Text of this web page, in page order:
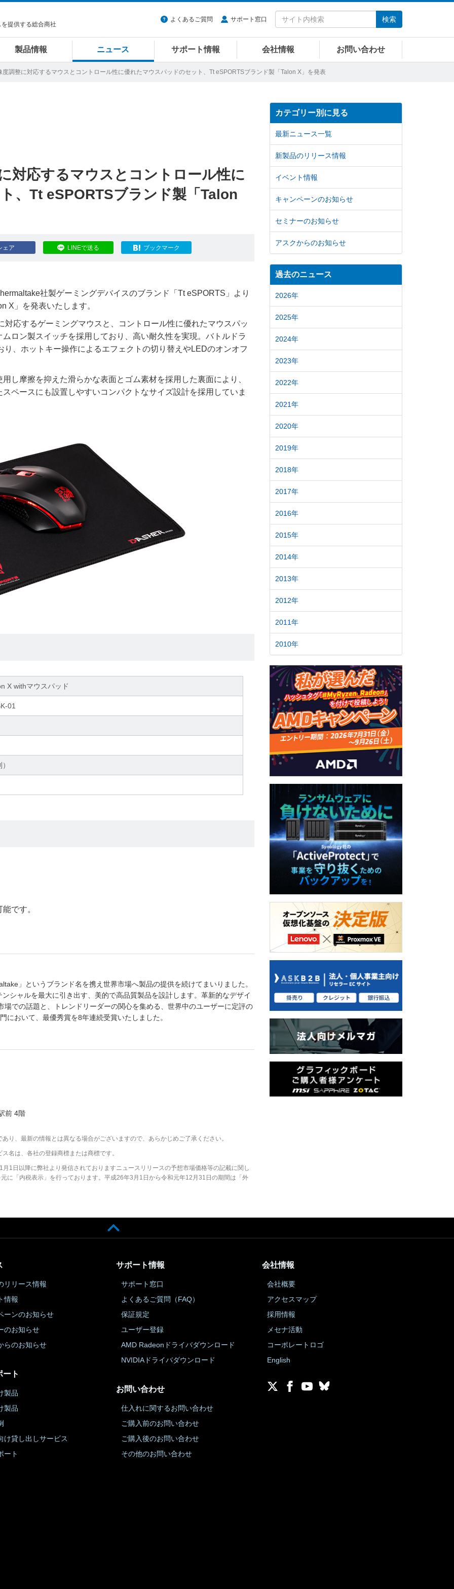
提供する総合商社
よくあるご質問 サポート窓口 検索
製品情報 ニュース サポート情報 会社情報 お問い合わせ
調整に対応するマウスとコントロール性に優れたマウスパッドのセット、Tt eSPORTSブランド製「Talon X」を発表
対応するマウスとコントロール性に
、Tt eSPORTSブランド製「Talon
ェア LINEで送る ブックマーク
社製ゲーミングデバイスのブランド「Tt eSPORTS」より
X」を発表いたします。
応するゲーミングマウスと、コントロール性に優れたマウスパッ
ロン製スイッチを採用しており、高い耐久性を実現。バトルドラ
、ホットキー操作によるエフェクトの切り替えやLEDのオンオフ
し摩擦を抑えた滑らかな表面とゴム素材を採用した裏面により、
ペースにも設置しやすいコンパクトなサイズ設計を採用していま
X withマウスパッド
01
です。
」というブランド名を携え世界市場へ製品の提供を続けてまいりました。
シャルを最大に引き出す、美的で高品質製品を設計します。革新的なデザイ
での話題と、トレンドリーダーの関心を集める、世界中のユーザーに定評の
において、最優秀賞を8年連続受賞いたしました。
前 4階
り、最新の情報とは異なる場合がございますので、あらかじめご了承ください。
名は、各社の登録商標または商標です。
1日以降に弊社より発信されておりますニュースリリースの予想市場価格等の記載に関し
に「内税表示」を行っております。平成26年3月1日から令和元年12月31日の期間は「外
カテゴリー別に見る
最新ニュース一覧
新製品のリリース情報
イベント情報
キャンペーンのお知らせ
セミナーのお知らせ
アスクからのお知らせ
過去のニュース
2026年
2025年
2024年
2023年
2022年
2021年
2020年
2019年
2018年
2017年
2016年
2015年
2014年
2013年
2012年
2011年
2010年
リリース情報
情報
ーンのお知らせ
のお知らせ
らのお知らせ
ート
製品
製品
け貸し出しサービス
ート
サポート情報
サポート窓口
よくあるご質問（FAQ）
保証規定
ユーザー登録
AMD Radeonドライバダウンロード
NVIDIAドライバダウンロード
お問い合わせ
仕入れに関するお問い合わせ
ご購入前のお問い合わせ
ご購入後のお問い合わせ
その他のお問い合わせ
会社情報
会社概要
アクセスマップ
採用情報
メセナ活動
コーポレートロゴ
English